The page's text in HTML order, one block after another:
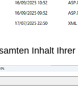
Inhalt